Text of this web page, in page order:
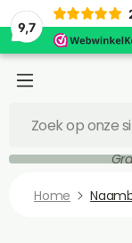
9,7
Home